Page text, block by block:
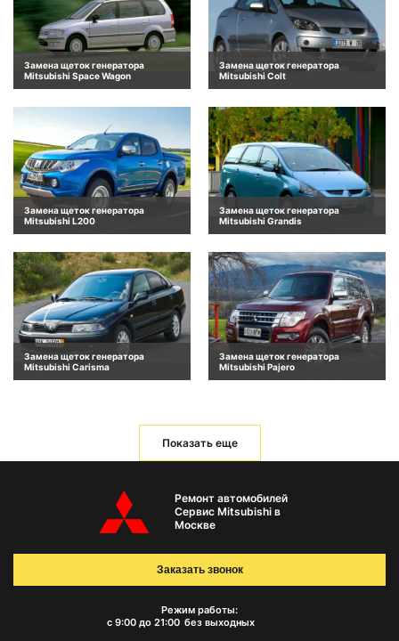
Замена щеток генератора
Mitsubishi Space Wagon
Замена щеток генератора
Mitsubishi Colt
Замена щеток генератора
Mitsubishi L200
Замена щеток генератора
Mitsubishi Grandis
Замена щеток генератора
Mitsubishi Carisma
Замена щеток генератора
Mitsubishi Pajero
Показать еще
Ремонт автомобилей
Сервис Mitsubishi в
Москве
Режим работы:
с 9:00 до 21:00 без выходных
Заказать звонок